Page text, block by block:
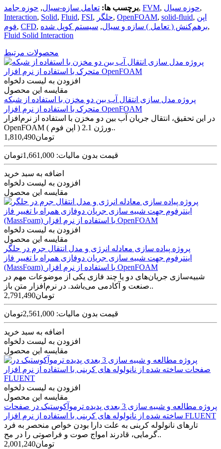
برچسب ها: تعامل سازه-سیال, حوزه جامد , FVM, حوزه سیال,
Interaction, Solid, Fluid, FSI, حلگر, OpenFOAM, solid-fluid, اپن
فوم, CFD, برهم‌کنش ( تعامل ) سازه و سیال, سیستم کوپل شده
,
Fluid Solid Interaction
محصولات مرتبط
افزودن به لیست دلخواه
مقایسه این محصول
پروژه مدل‌ سازی انتقال آب بین دو مخزن با استفاده از شبکه
متحرک با استفاده از نرم افزار OpenFOAM
در این تحقیق، انتقال جریان آب بین دو مخزن با استفاده از نرم‌افزار
OpenFOAM ( اپن فوم ) ورژن 2.1..
1,810,490تومان
قیمت بدون مالیات: 1,661,000تومان
اضافه به سبد خرید
افزودن به لیست دلخواه
مقایسه این محصول
افزودن به لیست دلخواه
مقایسه این محصول
پروژه پیاده سازی معادله انرژی و مدل انتقال جرم در حلگر
اینترفوم جهت شبیه سازی جریان دوفازی همراه با تغییر فاز
(MassFoam) با استفاده از نرم افزار OpenFOAM
شبیه‌سازی جریان‌های دو یا چند فازی یکی از موضوعات مهم در
صنعت و آکادمی می‌باشد. در نرم‌افزار متن باز..
2,791,490تومان
قیمت بدون مالیات: 2,561,000تومان
اضافه به سبد خرید
افزودن به لیست دلخواه
مقایسه این محصول
افزودن به لیست دلخواه
مقایسه این محصول
پروژه مطالعه و شبیه سازی 3 بعدی پدیده ترموآکوستیک در صفحات
ساخته شده از نانولوله های کربنی با استفاده از نرم افزار FLUENT
تارهای نانولوله کربنی به علت دارا بودن خواص منحصر به فرد
گرمایی، قادرند امواج صوت و فراصوتی را در مح..
2,001,240تومان